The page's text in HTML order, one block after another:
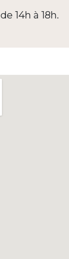
de 14h à 18h.